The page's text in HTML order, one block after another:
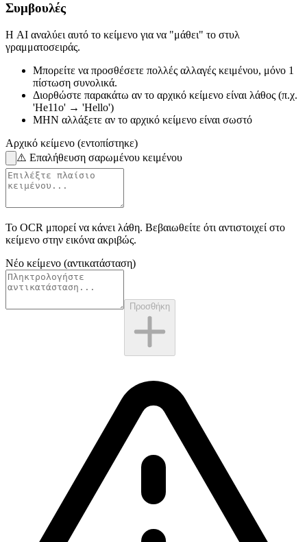
Συμβουλές
Η AI αναλύει αυτό το κείμενο για να "μάθει" το στυλ
γραμματοσειράς.
Μπορείτε να προσθέσετε πολλές αλλαγές κειμένου, μόνο 1
πίστωση συνολικά.
Διορθώστε παρακάτω αν το αρχικό κείμενο είναι λάθος (π.χ.
'He11o' → 'Hello')
ΜΗΝ αλλάξετε αν το αρχικό κείμενο είναι σωστό
Αρχικό κείμενο (εντοπίστηκε)
⚠️ Επαλήθευση σαρωμένου κειμένου
Το OCR μπορεί να κάνει λάθη. Βεβαιωθείτε ότι αντιστοιχεί στο
κείμενο στην εικόνα ακριβώς.
Νέο κείμενο (αντικατάσταση)
Προσθήκη